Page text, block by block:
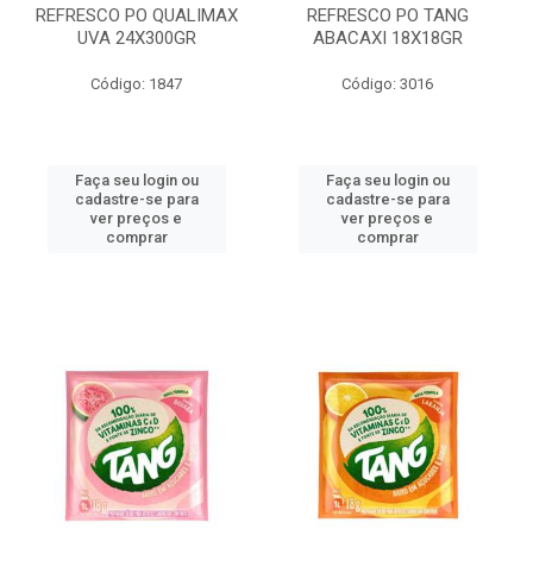
REFRESCO PO QUALIMAX
UVA 24X300GR
Código: 1847
Faça seu login ou
cadastre-se para
ver preços e
comprar
REFRESCO PO TANG
ABACAXI 18X18GR
Código: 3016
Faça seu login ou
cadastre-se para
ver preços e
comprar